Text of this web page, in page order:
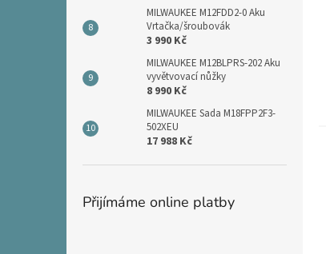
MILWAUKEE M12FDD2-0 Aku
Vrtačka/šroubovák
3 990 Kč
MILWAUKEE M12BLPRS-202 Aku
vyvětvovací nůžky
8 990 Kč
MILWAUKEE Sada M18FPP2F3-
502XEU
17 988 Kč
Přijímáme online platby